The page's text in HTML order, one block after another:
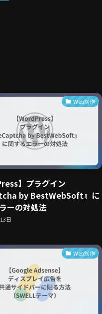
Web制作
】プラグイン
by BestWebSoft』に
ーの対処法
日
Web制作